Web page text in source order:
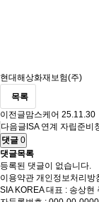
현대해상화재보험(주)
목록
이전글맘스케어 25.11.30
다음글 ISA 연계 자립준비
댓글 0
댓글목록
등록된 댓글이 없습니다.
이용약관 개인정보처리방
SIA KOREA 대표 : 송상현